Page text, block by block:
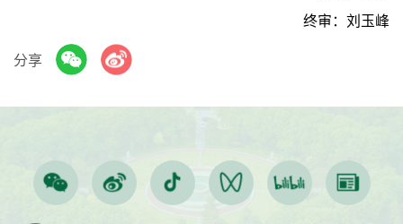
终审：刘玉峰
分享